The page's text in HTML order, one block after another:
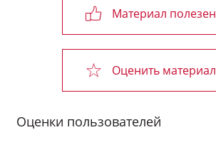
Материал полезен
Оценить материал
Оценки пользователей